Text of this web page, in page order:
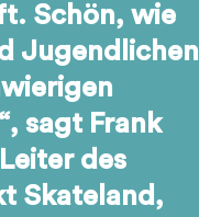
Schön, wie
Jugendlichen
sagt Frank
des
Skateland,